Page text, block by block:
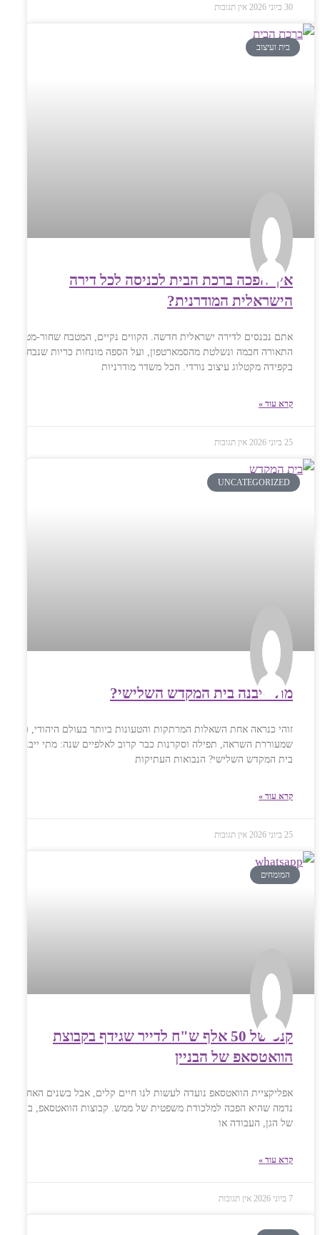
30 ביוני 2026 אין תגובות
בית ועיצוב
איך הפכה ברכת הבית לכניסה לכל דירה
הישראלית המודרנית?
אתם נכנסים לדירה ישראלית חדשה. הקווים נקיים, המטבח שחור-מט,
התאורה חכמה ונשלטת מהסמארטפון, ועל הספה מונחות כריות שנבחרו
בקפידה מקטלוג עיצוב נורדי. הכל משדר מודרניות
קרא עוד »
25 ביוני 2026 אין תגובות
UNCATEGORIZED
מתי ייבנה בית המקדש השלישי?
זוהי כנראה אחת השאלות המרתקות והטעונות ביותר בעולם היהודי, כזו
שמעוררת השראה, תפילה וסקרנות כבר קרוב לאלפיים שנה: מתי ייבנה
בית המקדש השלישי? הנבואות העתיקות
קרא עוד »
25 ביוני 2026 אין תגובות
המומחים
קנס של 50 אלף ש"ח לדייר שגידף בקבוצת
הוואטסאפ של הבניין
אפליקציית הוואטסאפ נועדה לעשות לנו חיים קלים, אבל בשנים האחרונות
נדמה שהיא הפכה למלכודת משפטית של ממש. קבוצות הוואטסאפ, בין אם
של הגן, העבודה או
קרא עוד »
אין תגובות